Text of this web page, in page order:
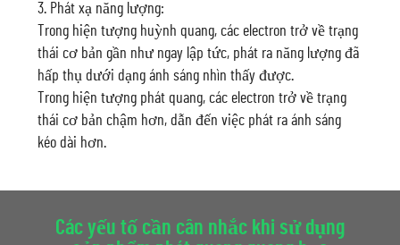
3. Phát xạ năng lượng:
Trong hiện tượng huỳnh quang, các electron trở về trạng
thái cơ bản gần như ngay lập tức, phát ra năng lượng đã
hấp thụ dưới dạng ánh sáng nhìn thấy được.
Trong hiện tượng phát quang, các electron trở về trạng
thái cơ bản chậm hơn, dẫn đến việc phát ra ánh sáng
kéo dài hơn.
Các yếu tố cần cân nhắc khi sử dụng